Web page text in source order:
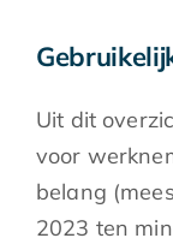
Uit dit
voor
belang
2023 ten